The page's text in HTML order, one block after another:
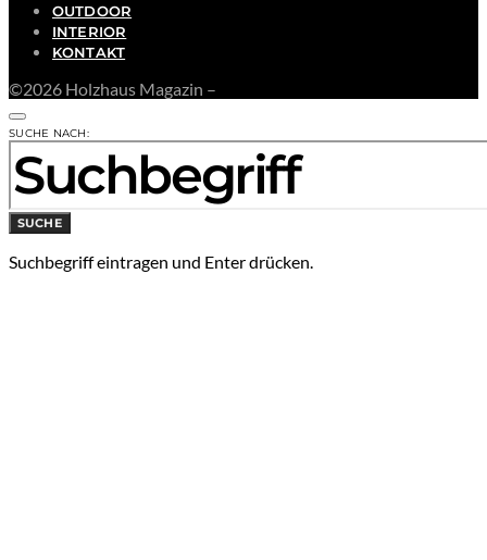
OUTDOOR
INTERIOR
KONTAKT
©2026 Holzhaus Magazin –
SUCHE NACH:
SUCHE
Suchbegriff eintragen und Enter drücken.